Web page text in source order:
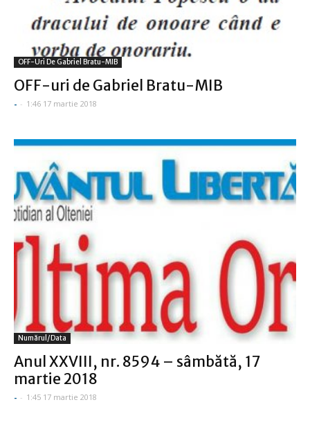
OFF-Uri De Gabriel Bratu-MIB
OFF-uri de Gabriel Bratu-MIB
- - 1:46 17 martie 2018
Numărul/data
Anul XXVIII, nr. 8594 – sâmbătă, 17
martie 2018
- - 1:45 17 martie 2018